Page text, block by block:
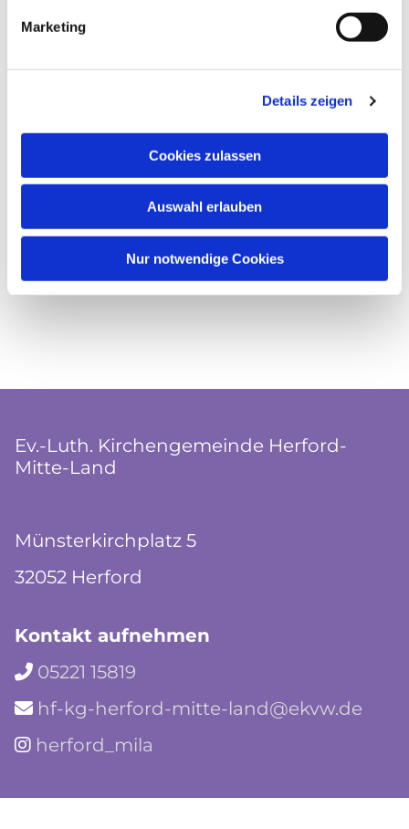
Marketing
Details zeigen
Cookies zulassen
Auswahl erlauben
Nur notwendige Cookies
Ev.-Luth. Kirchengemeinde Herford-
Mitte-Land
Münsterkirchplatz 5
32052 Herford
Kontakt aufnehmen
 05221 15819
 hf-kg-herford-mitte-land@ekvw.de
 herford_mila